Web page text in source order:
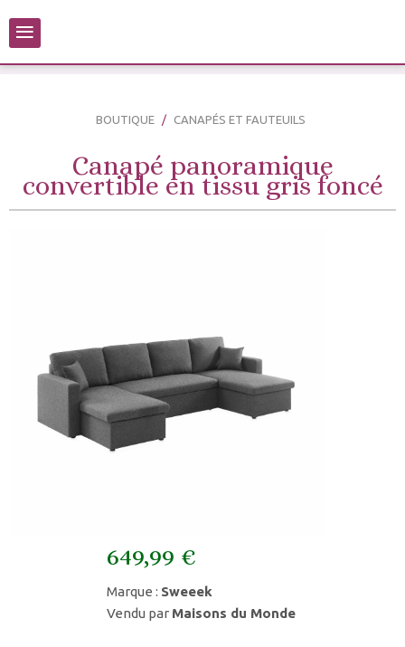
≡
BOUTIQUE CANAPÉS ET FAUTEUILS
Canapé panoramique
convertible en tissu gris foncé
649,99 €
Marque : Sweeek
Vendu par Maisons du Monde